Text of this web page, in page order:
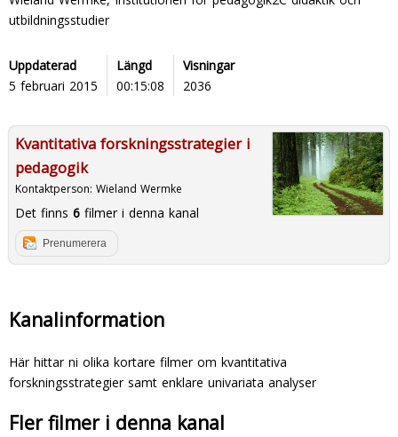
utbildningsstudier
Uppdaterad
5 februari 2015
Längd
00:15:08
Visningar
2036
Kvantitativa forskningsstrategier i
pedagogik
Kontaktperson: Wieland Wermke
Det finns 6filmer i denna kanal
Prenumerera
Kanalinformation
Här hittar ni olika kortare filmer om kvantitativa
forskningsstrategier samt enklare univariata analyser
Fler filmer i denna kanal